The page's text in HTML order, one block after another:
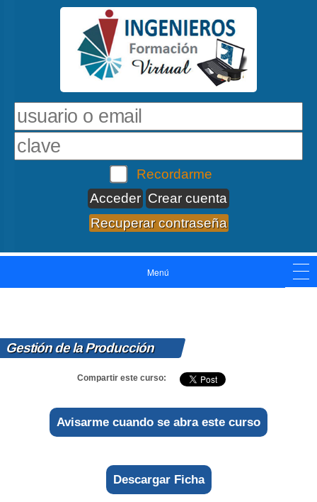
Recordarme
Crear cuenta
Recuperar contraseña
Menú
Gestión de la Producción
Compartir este curso:
Avisarme cuando se abra este curso
Descargar Ficha